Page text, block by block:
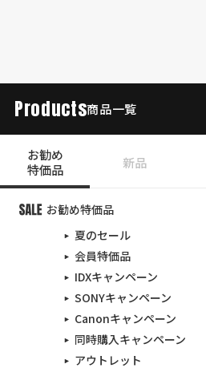
Products商品一覧
お勧め
特価品
新品
お勧め特価品
夏のセール
会員特価品
IDXキャンペーン
SONYキャンペーン
Canonキャンペーン
同時購入キャンペーン
アウトレット